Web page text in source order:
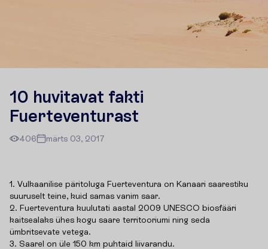
10 huvitavat fakti
Fuerteventurast
406 märts 03, 2017
1. Vulkaanilise päritoluga Fuerteventura on Kanaari saarestiku
suuruselt teine, kuid samas vanim saar.
2. Fuerteventura kuulutati aastal 2009 UNESCO biosfääri
kaitsealaks ühes kogu saare territooriumi ning seda
ümbritsevate vetega.
3. Saarel on üle 150 km puhtaid liivarandu.